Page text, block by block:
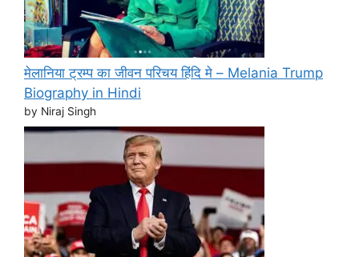
मेलानिया ट्रम्प का जीवन परिचय हिंदि मे – Melania Trump
Biography in Hindi
by Niraj Singh